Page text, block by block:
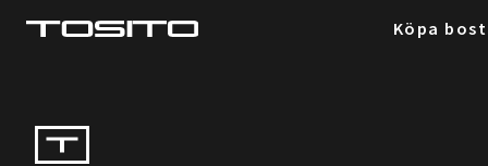
Köpa